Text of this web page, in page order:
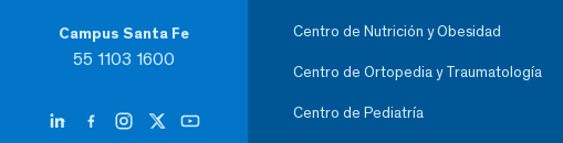
Campus Santa Fe
55 1103 1600
Centro de Nutrición y Obesidad
Centro de Ortopedia y Traumatología
Centro de Pediatría